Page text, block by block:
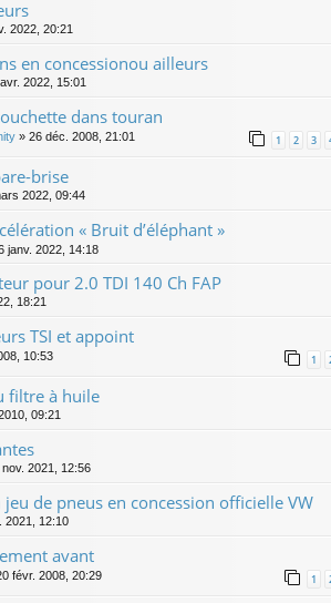
2022, 20:21
en concessionou ailleurs
2022, 15:01
dans touran
» 26 déc. 2008, 21:01 1 2 3
brise
2022, 09:44
« Bruit d’éléphant »
janv. 2022, 14:18
pour 2.0 TDI 140 Ch FAP
18:21
TSI et appoint
10:53 1
filtre à huile
09:21
nov. 2021, 12:56
de pneus en concession officielle VW
2021, 12:10
avant
févr. 2008, 20:29 1